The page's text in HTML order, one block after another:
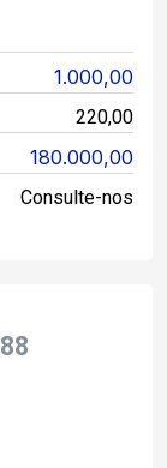
1.000,00
220,00
180.000,00
Consulte-nos